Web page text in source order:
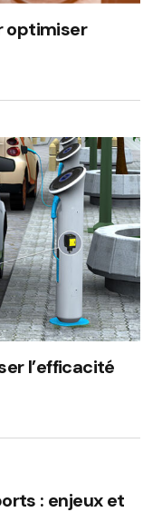
optimiser
l’efficacité
: enjeux et